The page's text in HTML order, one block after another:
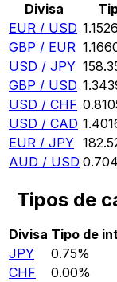
Divisa
EUR / USD
GBP / EUR
USD / JPY
GBP / USD
USD / CHF
USD / CAD
EUR / JPY
AUD / USD
Tipos de
Divisa Tipo de
JPY
0.75%
CHF
0.00%